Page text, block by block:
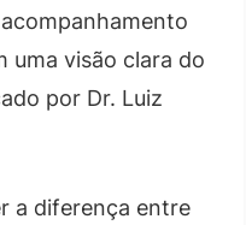
uma visão clara do
por Dr. Luiz
a diferença entre